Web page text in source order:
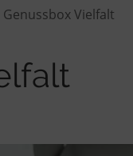
Genussbox Vielfalt